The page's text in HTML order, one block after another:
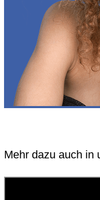
Mehr dazu auch in